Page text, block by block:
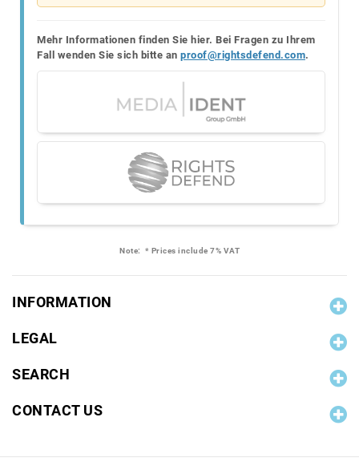
Mehr Informationen finden Sie hier. Bei Fragen zu Ihrem
Fall wenden Sie sich bitte an proof@rightsdefend.com.
Note: * Prices include 7% VAT
INFORMATION
LEGAL
SEARCH
CONTACT US